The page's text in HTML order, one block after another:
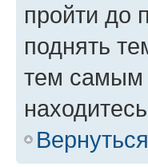
пройти до
поднять
тем самым